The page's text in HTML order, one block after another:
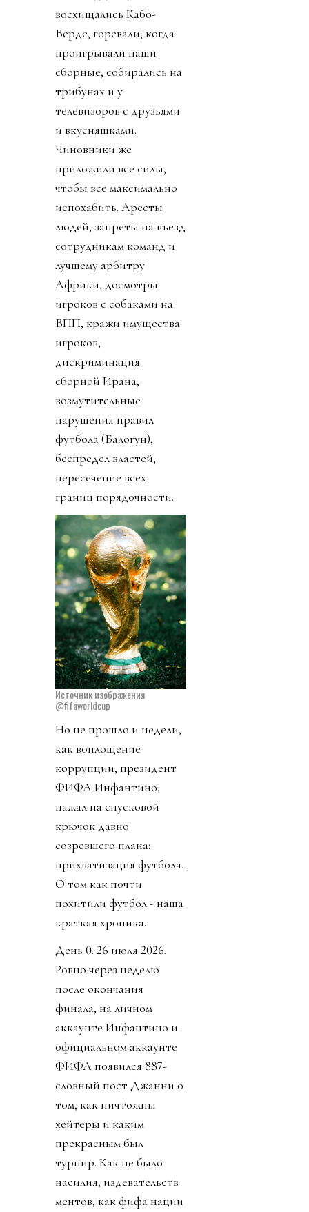
восхищались Кабо-
Верде, горевали, когда
проигрывали наши
сборные, собирались на
трибунах и у
телевизоров с друзьями
и вкусняшками.
Чиновники же
приложили все силы,
чтобы все максимально
испохабить. Аресты
людей, запреты на въезд
сотрудникам команд и
лучшему арбитру
Африки, досмотры
игроков с собаками на
ВПП, кражи имущества
игроков,
дискриминация
сборной Ирана,
возмутительные
нарушения правил
футбола (Балогун),
беспредел властей,
пересечение всех
границ порядочности.
Источник изображения
@fifaworldcup
Но не прошло и недели,
как воплощение
коррупции, президент
ФИФА Инфантино,
нажал на спусковой
крючок давно
созревшего плана:
прихватизация футбола.
О том как почти
похитили футбол - наша
краткая хроника.
День 0. 26 июля 2026.
Ровно через неделю
после окончания
финала, на личном
аккаунте Инфантино и
официальном аккаунте
ФИФА появился 887-
словный пост Джанни о
том, как ничтожны
хейтеры и каким
прекрасным был
турнир. Как не было
насилия, издевательств
ментов, как фифа нации